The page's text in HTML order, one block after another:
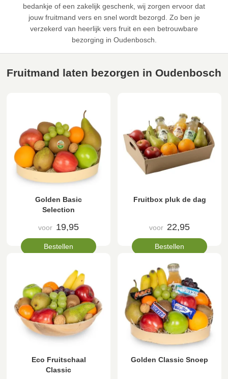
bedankje of een zakelijk geschenk, wij zorgen ervoor dat
jouw fruitmand vers en snel wordt bezorgd. Zo ben je
verzekerd van heerlijk vers fruit en een betrouwbare
bezorging in Oudenbosch.
Fruitmand laten bezorgen in Oudenbosch
Golden Basic
Selection
voor 19,95
Bestellen
Fruitbox pluk de dag
voor 22,95
Bestellen
Eco Fruitschaal
Classic
Golden Classic Snoep